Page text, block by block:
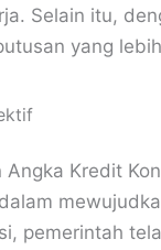
Selain itu,
yang
Kredit
pemerintah